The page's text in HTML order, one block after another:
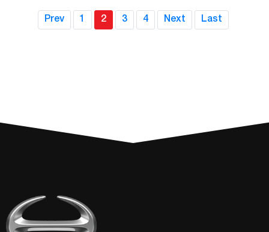
Prev 1 2(current)
3 4 Next Last